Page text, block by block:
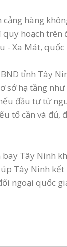
hàng
hoạch trên
- Xa Mát, quốc
tỉnh Tây
sở hạ tầng
đầu tư từ
tố cần và đủ,
Tây Ninh
Tây Ninh
ngoại quốc